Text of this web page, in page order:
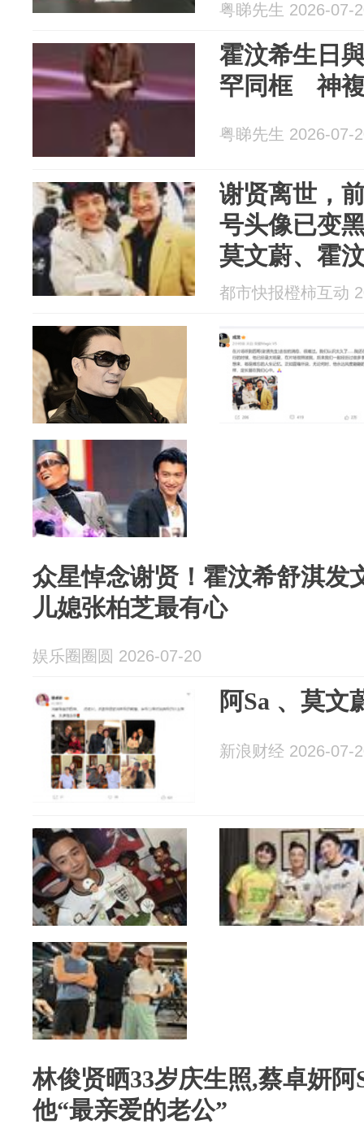
粤睇先生 2026-07-
霍汶希生日
罕同框 神複
粤睇先生 2026-07-
谢贤离世，
号头像已变
莫文蔚、霍
都市快报橙柿互动
众星悼念谢贤！霍汶希舒淇发
儿媳张柏芝最有心
娱乐圈圈圆 2026-07-20
阿Sa 、莫文
新浪财经 2026-07-
林俊贤晒33岁庆生照,蔡卓妍阿
他“最亲爱的老公”